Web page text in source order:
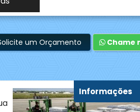
um Orçamento Chame
Informações